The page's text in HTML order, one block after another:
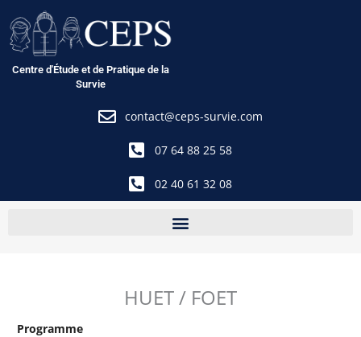
au
contenu
Centre d'Étude et de Pratique de la
Survie
contact@ceps-survie.com
07 64 88 25 58
02 40 61 32 08
HUET / FOET
Programme